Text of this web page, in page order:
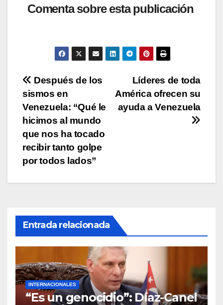
at c
b
o
o
k
tt
p
Li
n
m
ar
tir
Comenta sobre esta publicación
Navegación
de
entradas
Líderes de toda
América ofrecen su
ayuda a Venezuela
Después de los
sismos en
Venezuela: “Qué le
hicimos al mundo
que nos ha tocado
recibir tanto golpe
por todos lados”
Entrada relacionada
INTERNACIONALES
“Es un genocidio”: Díaz-Canel